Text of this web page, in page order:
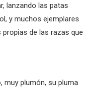
lanzando las patas
y muchos ejemplares
de las razas que
muy plumón, su pluma